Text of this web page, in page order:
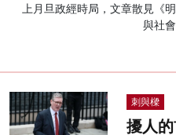
上月旦政經時局，文章散見《
與社會
刺與樑
擾人